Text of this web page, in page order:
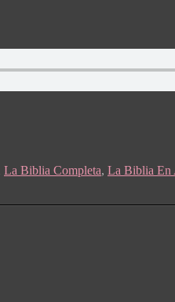
La Biblia Completa, La Biblia En